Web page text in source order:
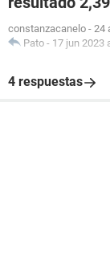
constanzacanelo - 24
Pato - 17 jun 2023
4 respuestas